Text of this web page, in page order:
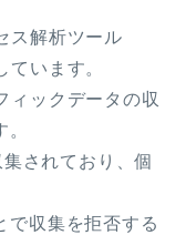
ス解析ツール
ています。
ィックデータの収
されており、個
で収集を拒否する